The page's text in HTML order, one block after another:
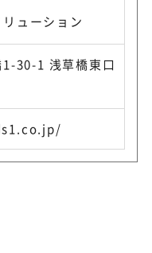
ューション
30-1 浅草橋東口